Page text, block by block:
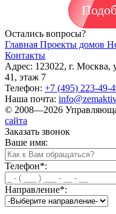
Остались вопросы?
Главная Проекты домов
Контакты
Адрес: 123022, г. Москва,
41, этаж 7
Телефон: +7 (495) 223-49-
Наша почта:
© 2008—2026
сайта
Заказать звонок
Ваше имя:
Телефон*:
Направление*: